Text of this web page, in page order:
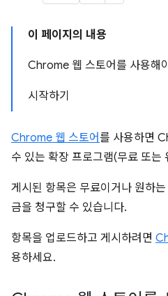
이 페이지의 내용
Chrome 웹 스토어를 사용해
시작하기
Chrome 웹 스토어를 사용하면
수 있는 확장 프로그램(무료 또는
게시된 항목은 무료이거나 원하
금을 청구할 수 있습니다.
항목을 업로드하고 게시하려면
용하세요.